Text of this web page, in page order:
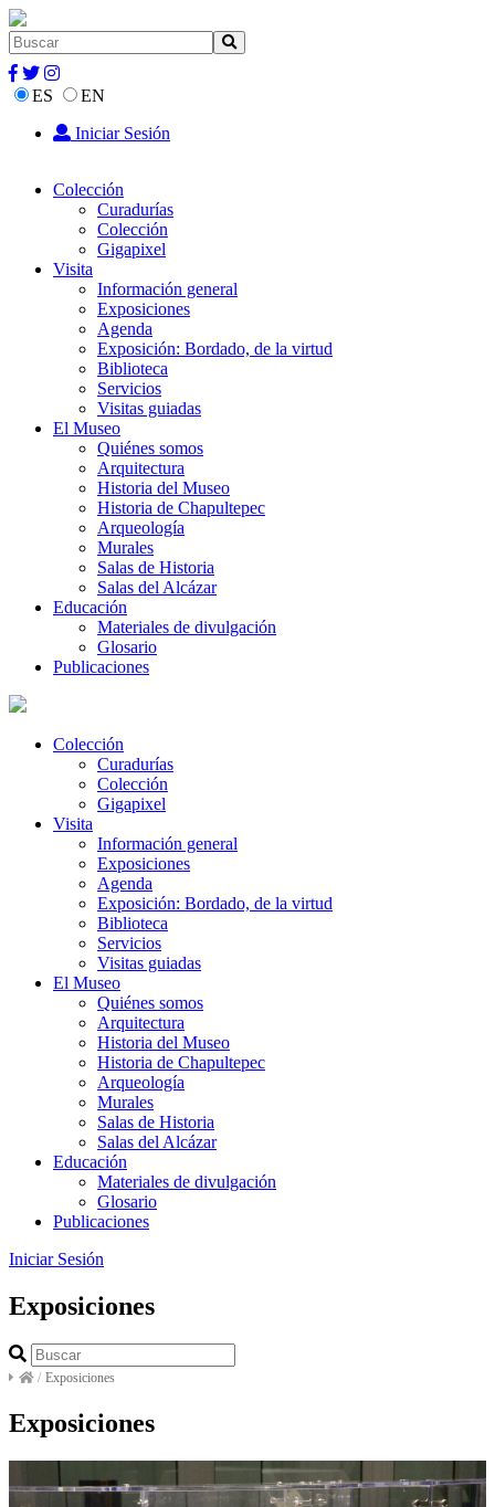
ES
EN
Iniciar Sesión
Colección
Curadurías
Colección
Gigapixel
Visita
Información general
Exposiciones
Agenda
Exposición: Bordado, de la virtud
Biblioteca
Servicios
Visitas guiadas
El Museo
Quiénes somos
Arquitectura
Historia del Museo
Historia de Chapultepec
Arqueología
Murales
Salas de Historia
Salas del Alcázar
Educación
Materiales de divulgación
Glosario
Publicaciones
Colección
Curadurías
Colección
Gigapixel
Visita
Información general
Exposiciones
Agenda
Exposición: Bordado, de la virtud
Biblioteca
Servicios
Visitas guiadas
El Museo
Quiénes somos
Arquitectura
Historia del Museo
Historia de Chapultepec
Arqueología
Murales
Salas de Historia
Salas del Alcázar
Educación
Materiales de divulgación
Glosario
Publicaciones
Iniciar Sesión
Exposiciones
/ Exposiciones
Exposiciones